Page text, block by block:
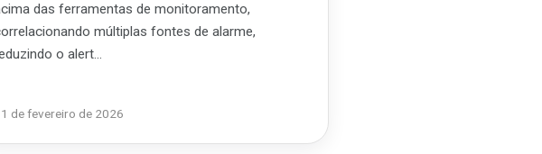
das ferramentas de monitoramento,
múltiplas fontes de alarme,
o alert…
de fevereiro de 2026